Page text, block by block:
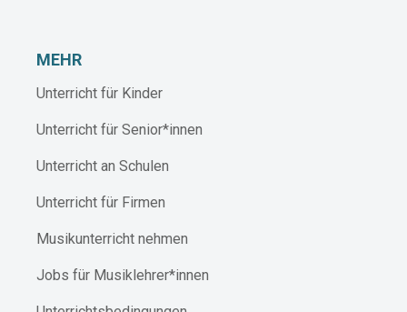
MEHR
Unterricht für Kinder
Unterricht für Senior*innen
Unterricht an Schulen
Unterricht für Firmen
Musikunterricht nehmen
Jobs für Musiklehrer*innen